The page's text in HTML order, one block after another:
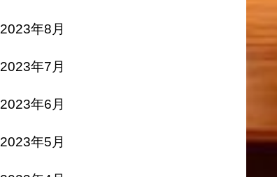
2023年8月
2023年7月
2023年6月
2023年5月